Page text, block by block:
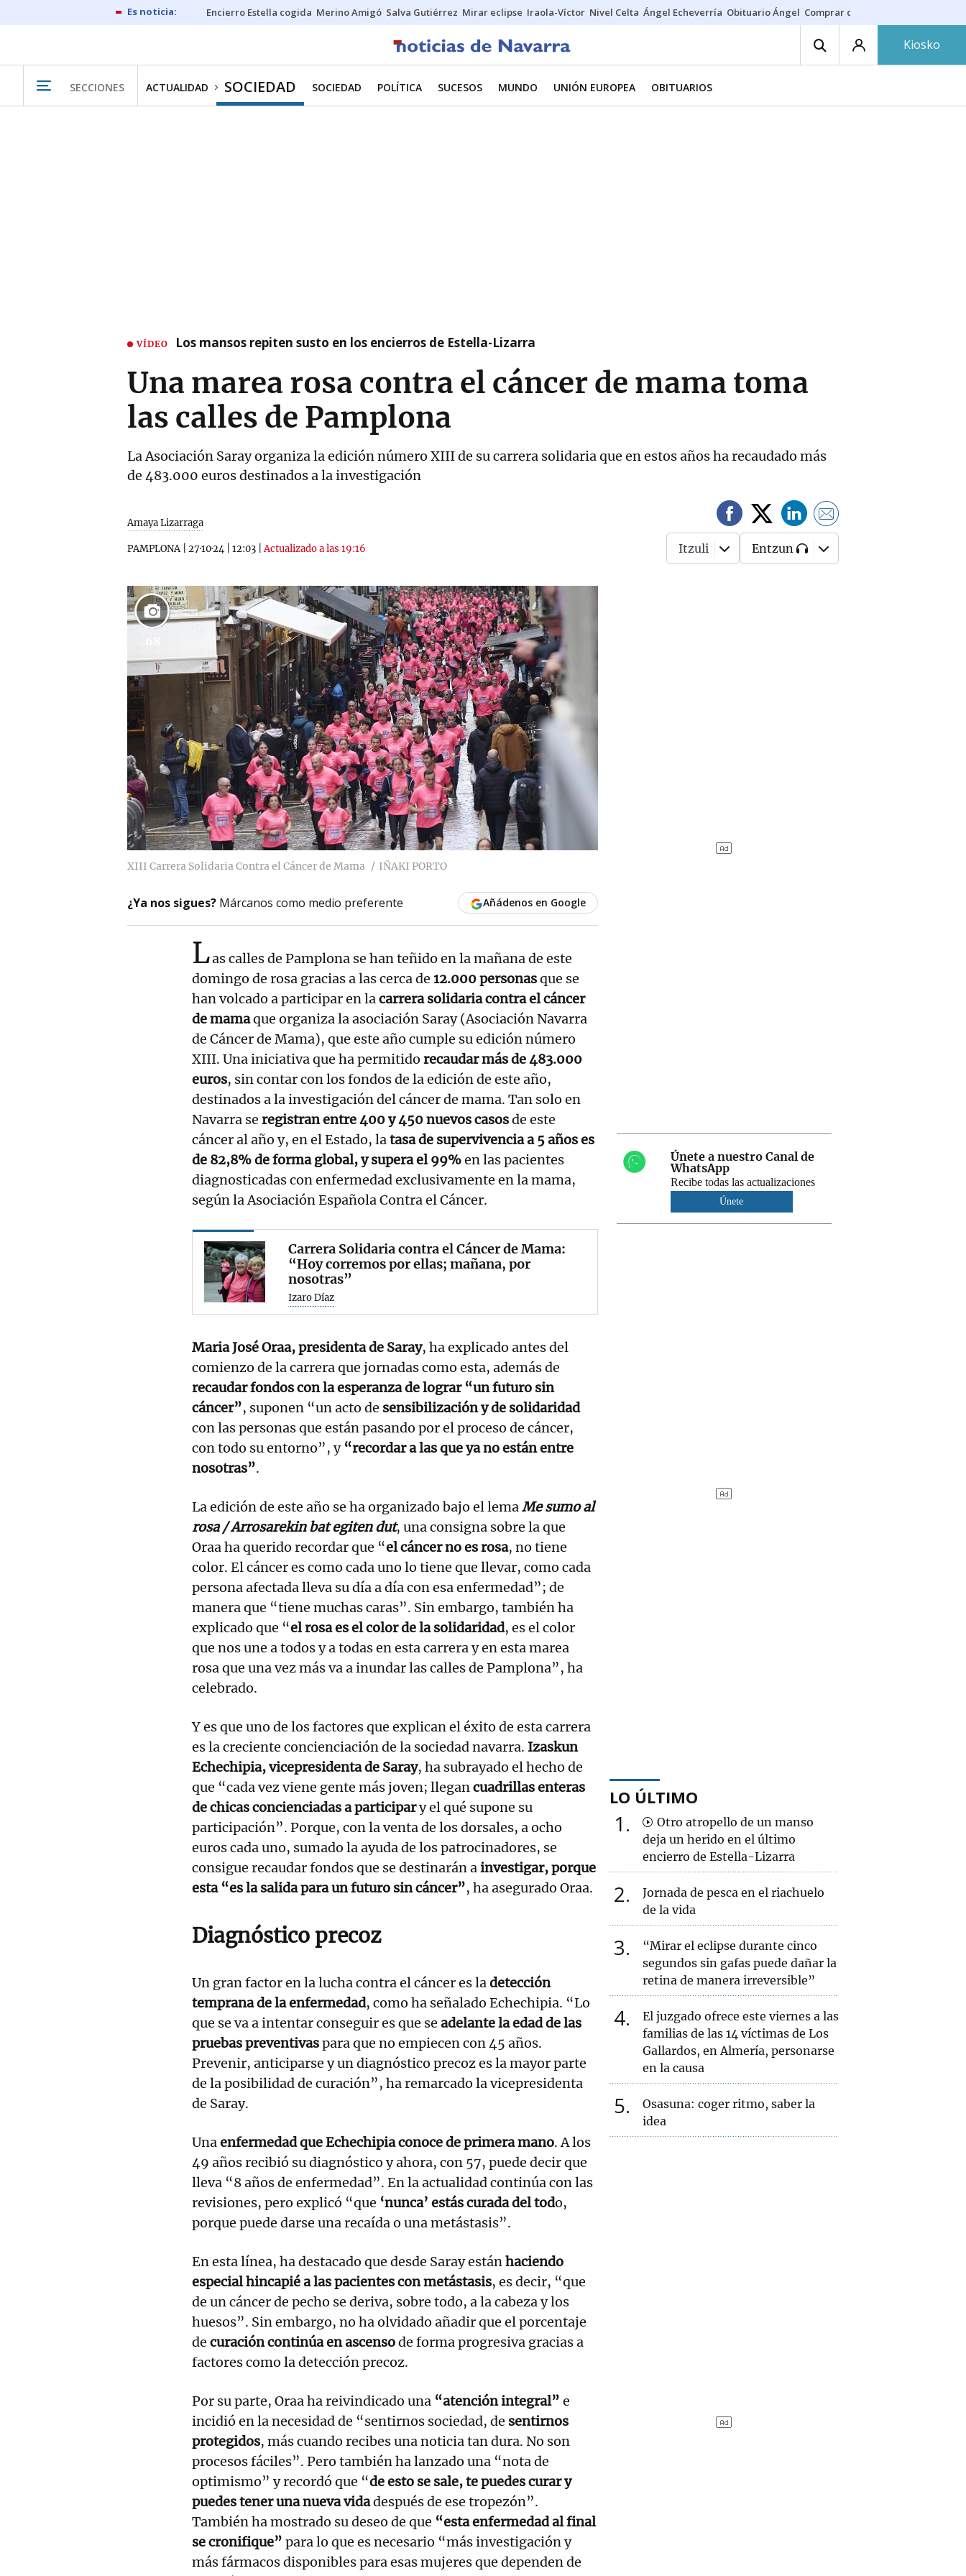
Encierro Estella cogida Merino Amigó Salva Gutiérrez Mirar eclipse Iraola-Víctor Nivel Celta Ángel Echeverría Obituario Ángel Comprar casa
Kiosko
SECCIONES ACTUALIDAD SOCIEDAD SOCIEDAD POLÍTICA SUCESOS MUNDO UNIÓN EUROPEA OBITUARIOS
VÍDEO Los mansos repiten susto en los encierros de Estella-Lizarra
Una marea rosa contra el cáncer de mama toma
las calles de Pamplona
La Asociación Saray organiza la edición número XIII de su carrera solidaria que en estos años ha recaudado más
de 483.000 euros destinados a la investigación
Amaya Lizarraga
PAMPLONA| 27·10·24 12:03 |Actualizado a las 19:16 Itzuli Entzun
XIII Carrera Solidaria Contra el Cáncer de Mama IÑAKI PORTO
¿Ya nos sigues? Márcanos como medio preferente Añádenos en Google
Las calles de Pamplona se han teñido en la mañana de este
domingo de rosa gracias a las cerca de 12.000 personasque se
han volcado a participar en lacarrera solidaria contra el cáncer
de mamaque organiza la asociación Saray (Asociación Navarra
de Cáncer de Mama), que este año cumple su edición número
XIII. Una iniciativa que ha permitido recaudar más de 483.000
euros, sin contar con los fondos de la edición de este año,
destinados a la investigación del cáncer de mama. Tan solo en
Navarra se registran entre 400 y 450 nuevos casosde este
cáncer al año y, en el Estado, latasa de supervivencia a 5 años es
de 82,8% de forma global, y supera el 99%en las pacientes
diagnosticadas con enfermedad exclusivamente en la mama,
según la Asociación Española Contra el Cáncer.
Carrera Solidaria contra el Cáncer de Mama:
“Hoy corremos por ellas; mañana, por
nosotras”
Izaro Díaz
Maria José Oraa, presidenta de Saray, ha explicado antes del
comienzo de la carrera que jornadas como esta, además de
recaudar fondos con la esperanza de lograr “un futuro sin
cáncer”, suponen “un acto de sensibilización y de solidaridad
con las personas que están pasando por el proceso de cáncer,
con todo su entorno”, y “recordar a las que ya no están entre
nosotras”.
La edición de este año se ha organizado bajo el lemaMe sumo al
rosa / Arrosarekin bat egiten dut, una consigna sobre la que
Oraa ha querido recordar que “el cáncer no es rosa, no tiene
color. El cáncer es como cada uno lo tiene que llevar, como cada
persona afectada lleva su día a día con esa enfermedad”; de
manera que “tiene muchas caras”. Sin embargo, también ha
explicado que “el rosa es el color de la solidaridad, es el color
que nos une a todos y a todas en esta carrera y en esta marea
rosa que una vez más va a inundar las calles de Pamplona”, ha
celebrado.
Y es que uno de los factores que explican el éxito de esta carrera
es la creciente concienciación de la sociedad navarra. Izaskun
Echechipia, vicepresidenta de Saray, ha subrayado el hecho de
que “cada vez viene gente más joven; llegancuadrillas enteras
de chicas concienciadas a participary el qué supone su
participación”. Porque, con la venta de los dorsales, a ocho
euros cada uno, sumado la ayuda de los patrocinadores, se
consigue recaudar fondos que se destinarán ainvestigar, porque
esta “es la salida para un futuro sin cáncer”, ha asegurado Oraa.
Diagnóstico precoz
Un gran factor en la lucha contra el cáncer es ladetección
temprana de la enfermedad, como ha señalado Echechipia. “Lo
que se va a intentar conseguir es que se adelante la edad de las
pruebas preventivaspara que no empiecen con 45 años.
Prevenir, anticiparse y un diagnóstico precoz es la mayor parte
de la posibilidad de curación”, ha remarcado la vicepresidenta
de Saray.
Unaenfermedad que Echechipia conoce de primera mano. A los
49 años recibió su diagnóstico y ahora, con 57, puede decir que
lleva “8 años de enfermedad”. En la actualidad continúa con las
revisiones, pero explicó “que ‘nunca’ estás curada del todo,
porque puede darse una recaída o una metástasis”.
En esta línea, ha destacado que desde Saray estánhaciendo
especial hincapié a las pacientes con metástasis, es decir, “que
de un cáncer de pecho se deriva, sobre todo, a la cabeza y los
huesos”. Sin embargo, no ha olvidado añadir que el porcentaje
de curación continúa en ascensode forma progresiva gracias a
factores como la detección precoz.
Por su parte, Oraa ha reivindicado una “atención integral” e
incidió en la necesidad de “sentirnos sociedad, de sentirnos
protegidos, más cuando recibes una noticia tan dura. No son
procesos fáciles”. Pero también ha lanzado una “nota de
optimismo” y recordó que “de esto se sale, te puedes curar y
puedes tener una nueva vidadespués de ese tropezón”.
También ha mostrado su deseo de que “esta enfermedad al final
se cronifique” para lo que es necesario “más investigación y
más fármacos disponibles para esas mujeres que dependen de
Únete a nuestro Canal de
WhatsApp
Recibe todas las actualizaciones
Únete
LO ÚLTIMO
1
Otro atropello de un manso
deja un herido en el último
encierro de Estella-Lizarra
2
Jornada de pesca en el riachuelo
de la vida
3
“Mirar el eclipse durante cinco
segundos sin gafas puede dañar la
retina de manera irreversible”
4
El juzgado ofrece este viernes a las
familias de las 14 víctimas de Los
Gallardos, en Almería, personarse
en la causa
5
Osasuna: coger ritmo, saber la
idea